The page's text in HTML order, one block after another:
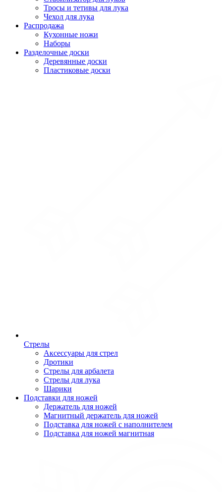
Тросы и тетивы для лука
Чехол для лука
Распродажа
Кухонные ножи
Наборы
Разделочные доски
Деревянные доски
Пластиковые доски
Стрелы
Аксессуары для стрел
Дротики
Стрелы для арбалета
Стрелы для лука
Шарики
Подставки для ножей
Держатель для ножей
Магнитный держатель для ножей
Подставка для ножей с наполнителем
Подставка для ножей магнитная